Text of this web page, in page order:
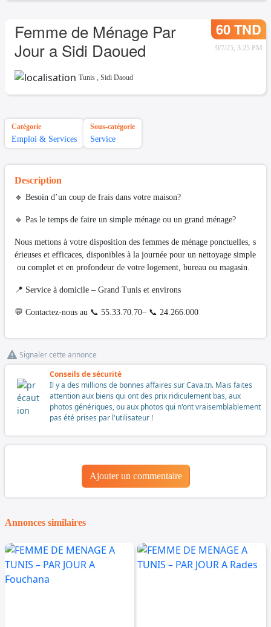
Femme de Ménage Par
Jour a Sidi Daoued
60 TND
9/7/25, 3:25 PM
Tunis , Sidi Daoud
Catégorie
Emploi & Services
Sous-catégorie
Service
Description
🔹 Besoin d’un coup de frais dans votre maison?
🔹 Pas le temps de faire un simple ménage ou un grand ménage?
Nous mettons à votre disposition des femmes de ménage ponctuelles, s
érieuses et efficaces, disponibles à la journée pour un nettoyage simple
ou complet et en profondeur de votre logement, bureau ou magasin.
📍 Service à domicile – Grand Tunis et environs
💬 Contactez-nous au 📞 55.33.70.70– 📞 24.266.000
Signaler cette annonce
Conseils de sécurité
Il y a des millions de bonnes affaires sur Cava.tn. Mais faites
attention aux biens qui ont des prix ridiculement bas, aux
photos génériques, ou aux photos qui n'ont vraisemblablement
pas été prises par l'utilisateur !
Ajouter un commentaire
Annonces similaires